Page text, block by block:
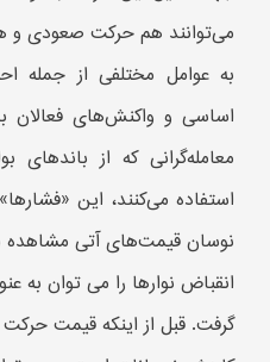
می‌توانند هم حرکت صعودی و
به عوامل مختلفی از جمله
اساسی و واکنش‌های فعالان
معامله‌گرانی که از باندهای
استفاده می‌کنند، این
نوسان قیمت‌های آتی مشاهده
انقباض نوارها را می توان به
گرفت. قبل از اینکه قیمت